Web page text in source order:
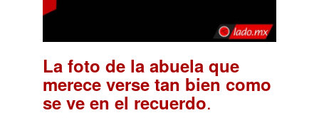
La foto de la abuela que
merece verse tan bien como
se ve en el recuerdo.